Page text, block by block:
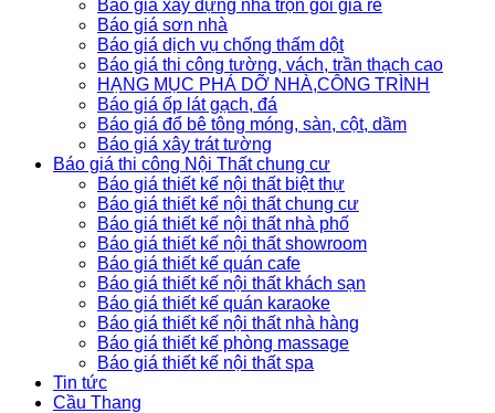
Báo giá xây dựng nhà trọn gói giá rẻ
Báo giá sơn nhà
Báo giá dịch vụ chống thấm dột
Báo giá thi công tường, vách, trần thạch cao
HẠNG MỤC PHÁ DỠ NHÀ,CÔNG TRÌNH
Báo giá ốp lát gạch, đá
Báo giá đổ bê tông móng, sàn, cột, dầm
Báo giá xây trát tường
Báo giá thi công Nội Thất chung cư
Báo giá thiết kế nội thất biệt thự
Báo giá thiết kế nội thất chung cư
Báo giá thiết kế nội thất nhà phố
Báo giá thiết kế nội thất showroom
Báo giá thiết kế quán cafe
Báo giá thiết kế nội thất khách sạn
Báo giá thiết kế quán karaoke
Báo giá thiết kế nội thất nhà hàng
Báo giá thiết kế phòng massage
Báo giá thiết kế nội thất spa
Tin tức
Cầu Thang